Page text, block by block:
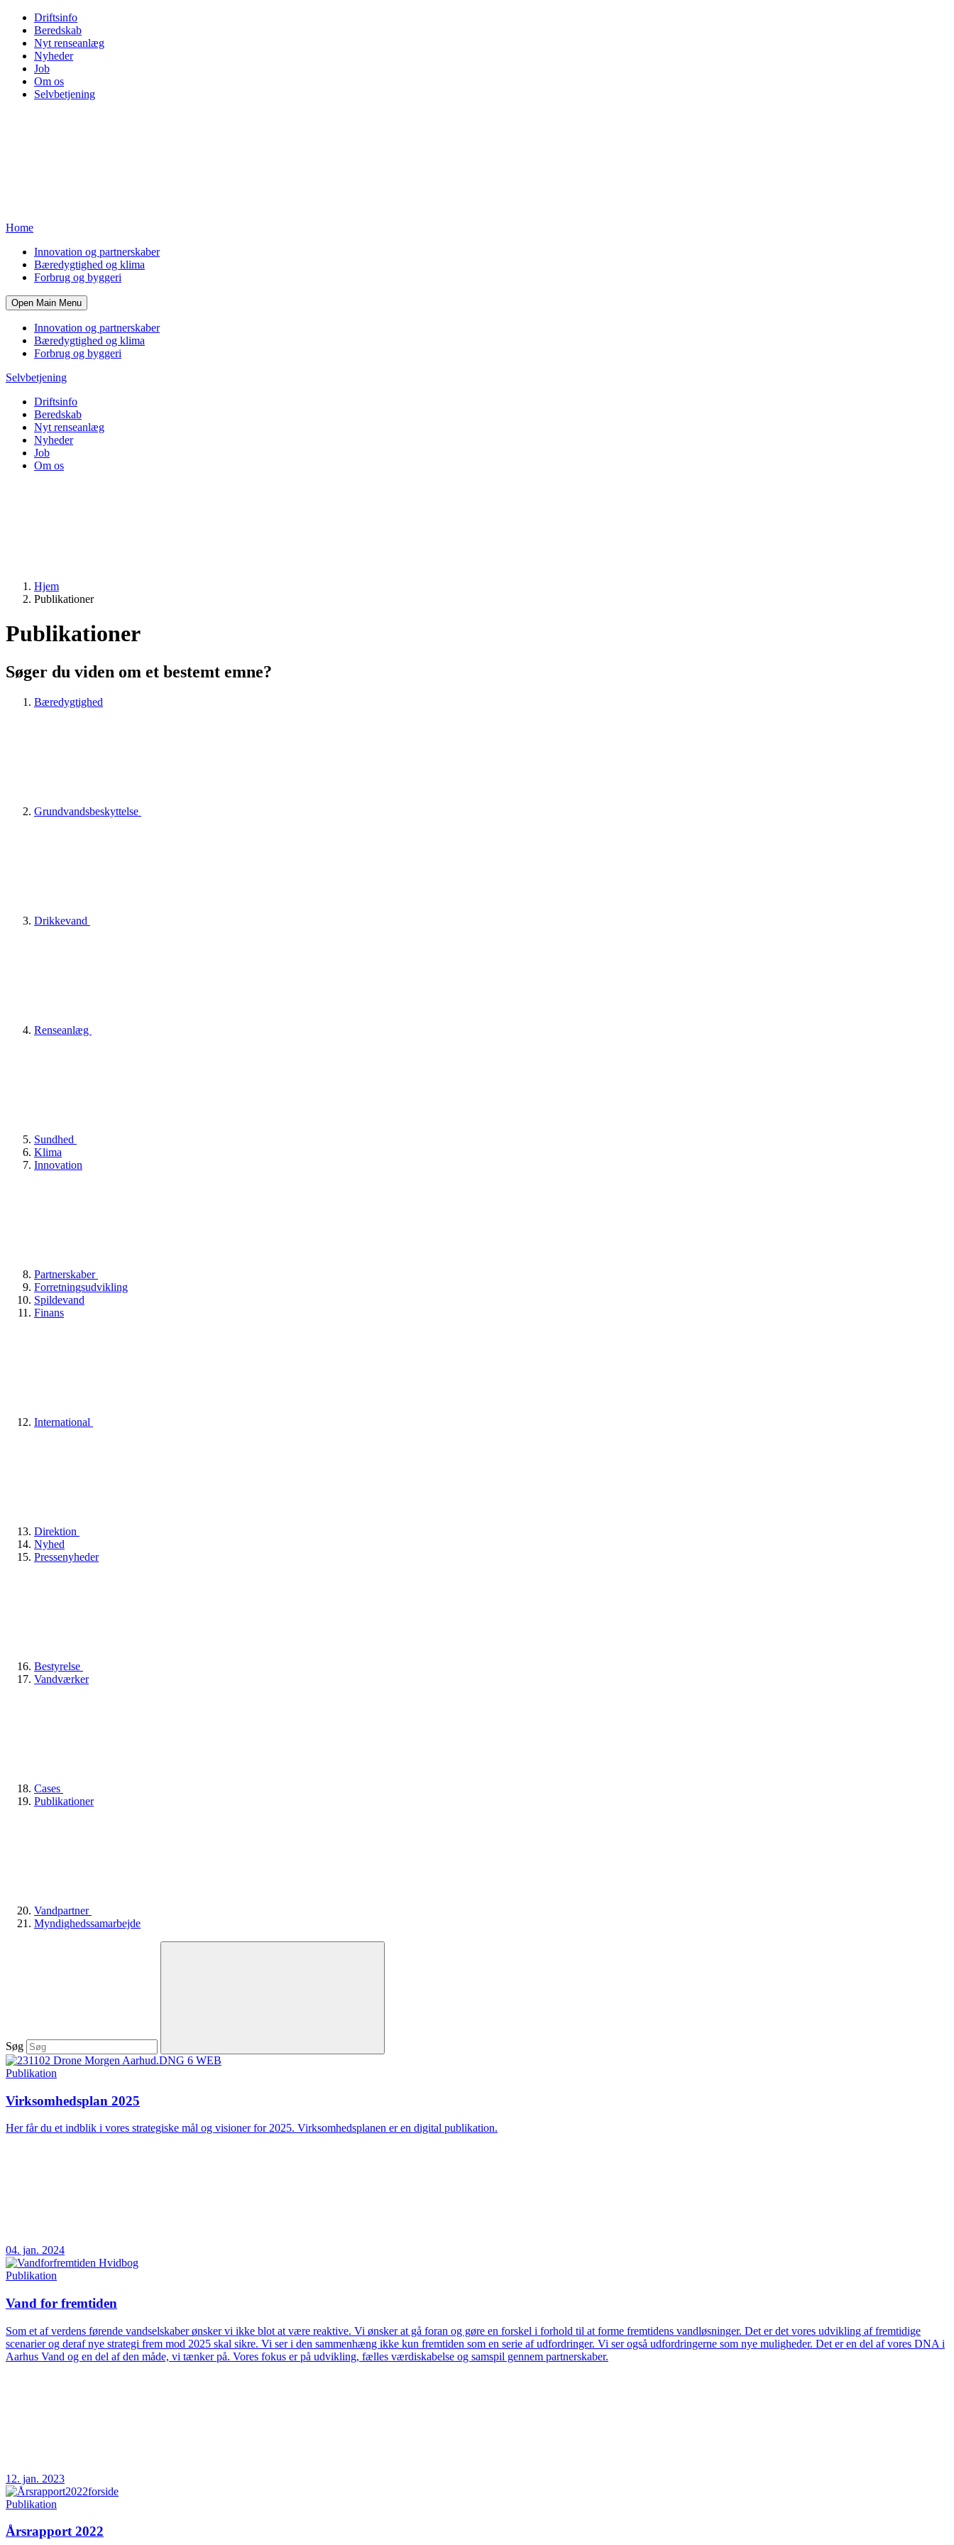
Driftsinfo
Beredskab
Nyt renseanlæg
Nyheder
Job
Om os
Selvbetjening
Home
Innovation og partnerskaber
Bæredygtighed og klima
Forbrug og byggeri
Open Main Menu
Innovation og partnerskaber
Bæredygtighed og klima
Forbrug og byggeri
Selvbetjening
Driftsinfo
Beredskab
Nyt renseanlæg
Nyheder
Job
Om os
Hjem
Publikationer
Publikationer
Søger du viden om et bestemt emne?
Bæredygtighed
Grundvandsbeskyttelse
Drikkevand
Renseanlæg
Sundhed
Klima
Innovation
Partnerskaber
Forretningsudvikling
Spildevand
Finans
International
Direktion
Nyhed
Pressenyheder
Bestyrelse
Vandværker
Cases
Publikationer
Vandpartner
Myndighedssamarbejde
Søg
Publikation
Virksomhedsplan 2025
Her får du et indblik i vores strategiske mål og visioner for 2025. Virksomhedsplanen er en digital publikation.
04. jan. 2024
Publikation
Vand for fremtiden
Som et af verdens førende vandselskaber ønsker vi ikke blot at være reaktive. Vi ønsker at gå foran og gøre en forskel i forhold til at forme fremtidens vandløsninger. Det er det vores udvikling af fremtidige
scenarier og deraf nye strategi frem mod 2025 skal sikre. Vi ser i den sammenhæng ikke kun fremtiden som en serie af udfordringer. Vi ser også udfordringerne som nye muligheder. Det er en del af vores DNA i
Aarhus Vand og en del af den måde, vi tænker på. Vores fokus er på udvikling, fælles værdiskabelse og samspil gennem partnerskaber.
12. jan. 2023
Publikation
Årsrapport 2022